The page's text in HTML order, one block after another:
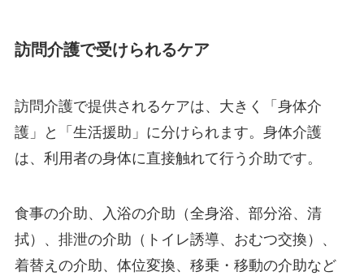
訪問介護で受けられるケア
訪問介護で提供されるケアは、大きく「身体介
護」と「生活援助」に分けられます。身体介護
は、利用者の身体に直接触れて行う介助です。
食事の介助、入浴の介助（全身浴、部分浴、清
拭）、排泄の介助（トイレ誘導、おむつ交換）、
着替えの介助、体位変換、移乗・移動の介助など